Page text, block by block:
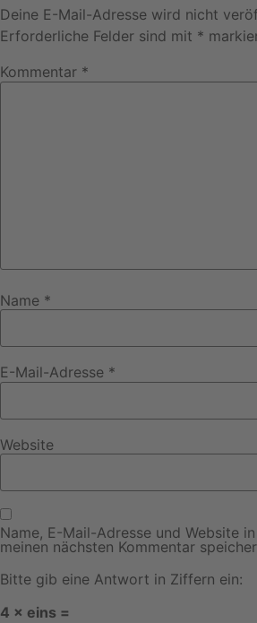
Deine E-Mail-Adresse wird nicht
Erforderliche Felder sind mit *
Kommentar *
Name *
E-Mail-Adresse *
Website
Name, E-Mail-Adresse und Website
meinen nächsten Kommentar
Bitte gib eine Antwort in Ziffern ein:
4 × eins =